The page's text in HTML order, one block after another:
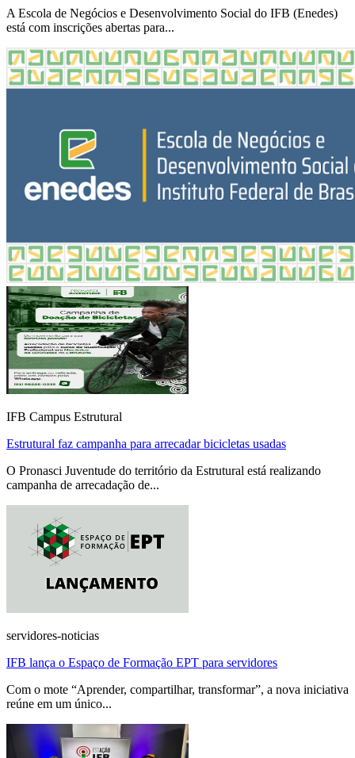
A Escola de Negócios e Desenvolvimento Social do IFB (Enedes)
está com inscrições abertas para...
IFB Campus Estrutural
Estrutural faz campanha para arrecadar bicicletas usadas
O Pronasci Juventude do território da Estrutural está realizando
campanha de arrecadação de...
servidores-noticias
IFB lança o Espaço de Formação EPT para servidores
Com o mote “Aprender, compartilhar, transformar”, a nova iniciativa
reúne em um único...